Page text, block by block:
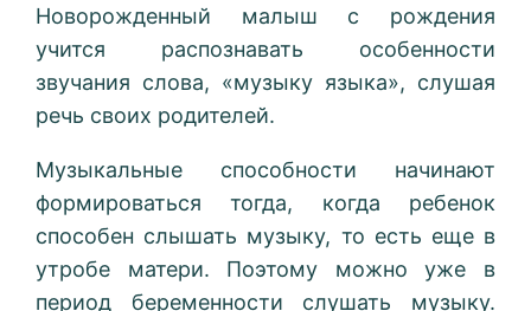
Новорожденный малыш с рождения
учится распознавать особенности
звучания слова, «музыку языка», слушая
речь своих родителей.
Музыкальные способности начинают
формироваться тогда, когда ребенок
способен слышать музыку, то есть еще в
утробе матери. Поэтому можно уже в
период беременности слушать музыку.